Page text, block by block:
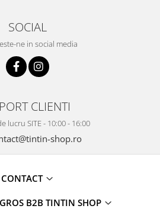
SOCIAL
ne in social media
CLIENTI
lucru SITE - 10:00 - 16:00
shop.ro
CONTACT
B2B TINTIN SHOP